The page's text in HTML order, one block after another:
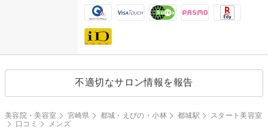
不適切なサロン情報を報告
美容院・美容室 宮崎県 都城・えびの・小林 都城駅
スタート美容室
口コミ
メンズ